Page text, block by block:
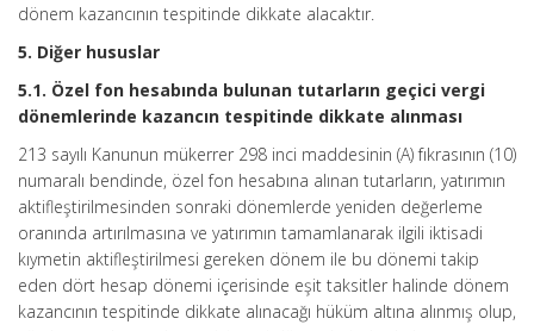
dönem kazancının tespitinde dikkate alacaktır.
5. Diğer hususlar
5.1. Özel fon hesabında bulunan tutarların geçici vergi
dönemlerinde kazancın tespitinde dikkate alınması
213 sayılı Kanunun mükerrer 298 inci maddesinin (A) fıkrasının (10)
numaralı bendinde, özel fon hesabına alınan tutarların, yatırımın
aktifleştirilmesinden sonraki dönemlerde yeniden değerleme
oranında artırılmasına ve yatırımın tamamlanarak ilgili iktisadi
kıymetin aktifleştirilmesi gereken dönem ile bu dönemi takip
eden dört hesap dönemi içerisinde eşit taksitler halinde dönem
kazancının tespitinde dikkate alınacağı hüküm altına alınmış olup,